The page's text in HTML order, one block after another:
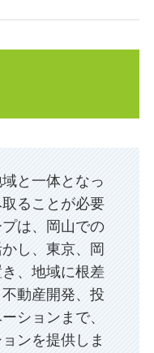
と一体となっ
ることが必要
は、岡山での
し、東京、岡
、地域に根差
動産開発、投
ションまで、
ンを提供しま